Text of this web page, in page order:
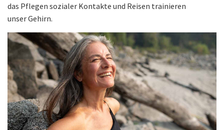
das Pflegen sozialer Kontakte und Reisen trainieren
unser Gehirn.